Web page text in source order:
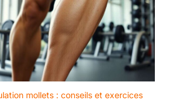
mollets : conseils et exercices